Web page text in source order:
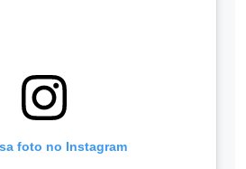
foto no Instagram